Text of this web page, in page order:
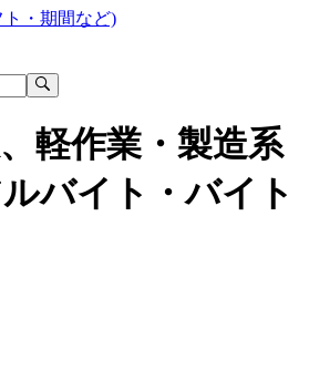
・期間など)
軽作業・製造系
バイト・バイト